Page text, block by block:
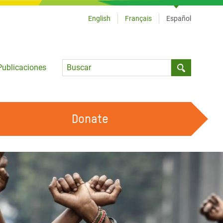
Language
English Français Español
OUR FEMINIST PRINCIPLES
TRABAJA CON OXFAM
HAZ VOLUNTARIADO
Donate